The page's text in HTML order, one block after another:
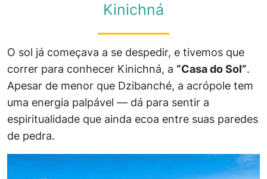
Kinichná
O sol já começava a se despedir, e tivemos que
correr para conhecer Kinichná, a “Casa do Sol”.
Apesar de menor que Dzibanché, a acrópole tem
uma energia palpável — dá para sentir a
espiritualidade que ainda ecoa entre suas paredes
de pedra.